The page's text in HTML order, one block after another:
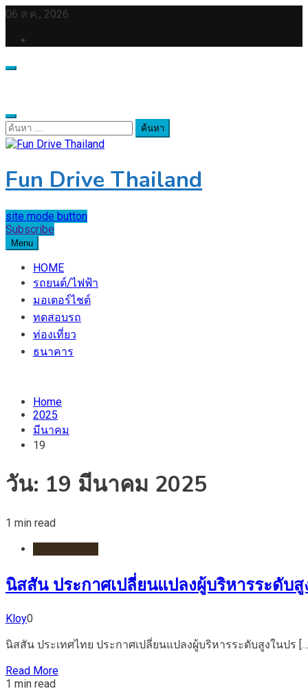
Skip
content
06 ส.ค., 2026
ค้นหา
สำหรับ:
Fun Drive Thailand
site mode button
Subscribe
Menu
HOME
รถยนต์/ไฟฟ้า
มอเตอร์ไชต์
ทดสอบรถ
ท่องเที่ยว
ธนาคาร
Home
2025
มีนาคม
19
วัน: 19 มีนาคม 2025
1 min read
นิสสัน ประกาศเปลี่ยนแปลงผู้บริหารระดับสู
Kloy0
นิสสัน ประเทศไทย ประกาศเปลี่ยนแปลงผู้บริหารระดับสูงในปร
Read More
1 min read